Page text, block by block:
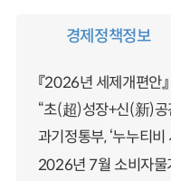
경제정책정보
『2026년 세제개편안
“초(超)성장+신(新)공
과기정통부, ‘누누티
2026년 7월 소비자물